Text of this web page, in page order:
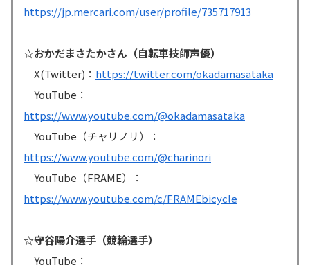
https://jp.mercari.com/user/profile/735717913
☆おかだまさたかさん（自転車技師声優）
X(Twitter)： https://twitter.com/okadamasataka
YouTube：
https://www.youtube.com/@okadamasataka
YouTube（チャリノリ）：
https://www.youtube.com/@charinori
YouTube（FRAME）：
https://www.youtube.com/c/FRAMEbicycle
☆守谷陽介選手（競輪選手）
YouTube：